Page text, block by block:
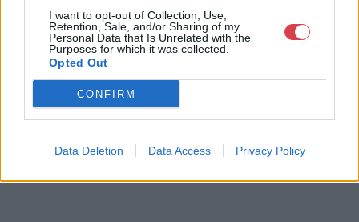
I want to opt-out of Collection, Use,
Retention, Sale, and/or Sharing of my
Personal Data that Is Unrelated with the
Purposes for which it was collected.
Opted Out
CONFIRM
Data Deletion Data Access Privacy Policy
adás-vételével, bizományosi értékesítésével, festmények
értékbecslésével és online aukciók szervezésével és
lebonyolításával. A weboldalon elérhetőek a cég által kínált
festmények, és egy online aukciós felület is, mely által bárki
számára lehetőség nyílik egy regisztráció után, hogy részt
vegyen a cég online aukcióin.